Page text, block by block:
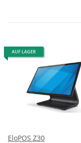
AUF LAGER
EloPOS Z30